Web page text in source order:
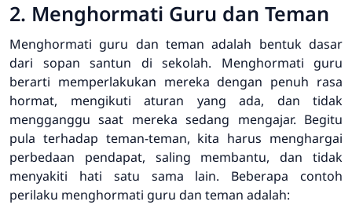
2. Menghormati Guru dan Teman
Menghormati guru dan teman adalah bentuk dasar
dari sopan santun di sekolah. Menghormati guru
berarti memperlakukan mereka dengan penuh rasa
hormat, mengikuti aturan yang ada, dan tidak
mengganggu saat mereka sedang mengajar. Begitu
pula terhadap teman-teman, kita harus menghargai
perbedaan pendapat, saling membantu, dan tidak
menyakiti hati satu sama lain. Beberapa contoh
perilaku menghormati guru dan teman adalah: